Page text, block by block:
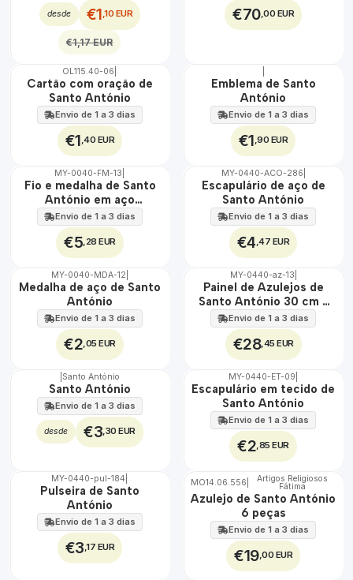
desde €1,10 EUR
€1,17 EUR
€70,00 EUR
OL115.40-06
Cartão com oração de
Santo António
Envio de 1 a 3 dias
€1,40 EUR
Emblema de Santo
António
Envio de 1 a 3 dias
€1,90 EUR
🇵🇹
100%
ÁGUA
MY-0040-FM-13
Fio e medalha de Santo
António em aço
inoxidável
Envio de 1 a 3 dias
€5,28 EUR
🇵🇹
100%
ÁGUA
MY-0440-ACO-286
Escapulário de aço de
Santo António
Envio de 1 a 3 dias
€4,47 EUR
🇵🇹
ÁGUA
MY-0040-MDA-12
Medalha de aço de Santo
António
Envio de 1 a 3 dias
€2,05 EUR
🇵🇹
100%
EXT.
MY-0440-az-13
Painel de Azulejos de
Santo António 30 cm x
45 cm
Envio de 1 a 3 dias
€28,45 EUR
Santo António
Santo António
Envio de 1 a 3 dias
desde €3,30 EUR
🇵🇹
100%
ÁGUA
MY-0440-ET-09
Escapulário em tecido de
Santo António
Envio de 1 a 3 dias
€2,85 EUR
🇵🇹
MY-0440-pul-184
Pulseira de Santo
António
Envio de 1 a 3 dias
€3,17 EUR
🇵🇹
100%
MO14.06.556 Artigos Religiosos
Fátima
Azulejo de Santo António
6 peças
Envio de 1 a 3 dias
€19,00 EUR